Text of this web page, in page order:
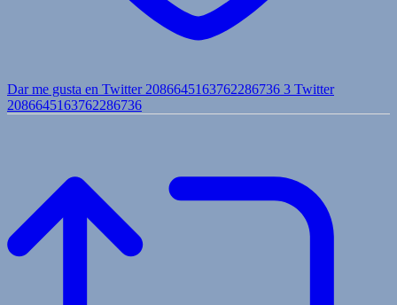
Dar me gusta en Twitter 2086645163762286736 3 Twitter
2086645163762286736